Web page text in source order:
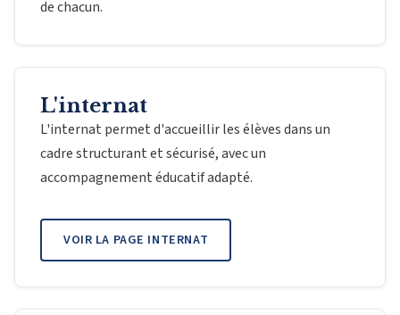
de chacun.
L'internat
L'internat permet d'accueillir les élèves dans un
cadre structurant et sécurisé, avec un
accompagnement éducatif adapté.
VOIR LA PAGE INTERNAT